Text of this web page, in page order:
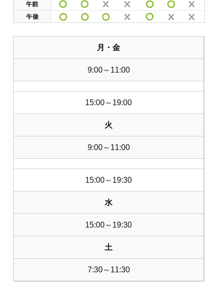
月・金
9:00～11:00
15:00～19:00
火
9:00～11:00
15:00～19:30
水
15:00～19:30
土
7:30～11:30